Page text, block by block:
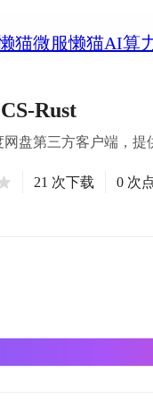
猫微服懒猫AI算
Rust
网盘第三方客户端，提
21 次下载 0 次